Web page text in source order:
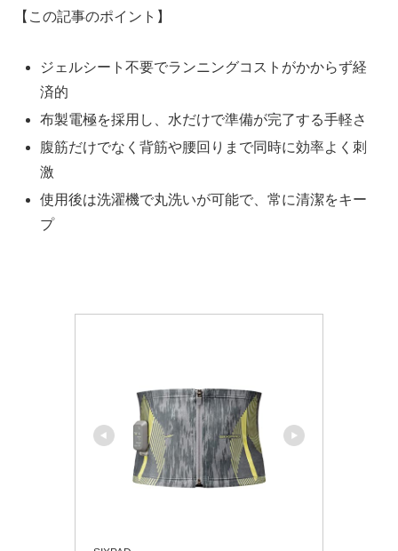
【この記事のポイント】
ジェルシート不要でランニングコストがかからず経
済的
布製電極を採用し、水だけで準備が完了する手軽さ
腹筋だけでなく背筋や腰回りまで同時に効率よく刺
激
使用後は洗濯機で丸洗いが可能で、常に清潔をキー
プ